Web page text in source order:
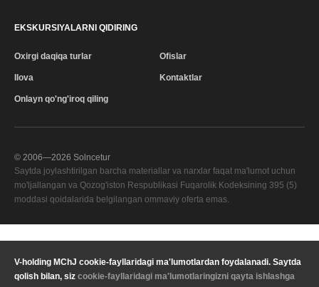
V-holding MChJ cookie-fayllaridagi ma'lumotlardan foydalanadi. Saytda
qolish bilan, siz cookie-fayllaridagi ma'lumotlaringizni qayta ishlashga
EKSKURSIYALARNI QIDIRING
Oxirgi daqiqa turlar
Ilova
Onlayn qo'ng'iroq qiling
Ofislar
Kontaktlar
© 2006—2026 Solncetur
Saytda joylashtirilgan barcha materiallar va narxlar faqat ma'lumot uchun
mo'ljallangan va Qozog'iston Respublikasi Fuqarolik Kodeksining 395 (5)
moddasi qoidalarida belgilangan ommaviy oferta emas.
Sizning mintaqangiz —
Sifat xizmati
Maxfiylik